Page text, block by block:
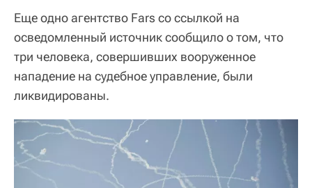
Еще одно агентство Fars со ссылкой на
осведомленный источник сообщило о том, что
три человека, совершивших вооруженное
нападение на судебное управление, были
ликвидированы.